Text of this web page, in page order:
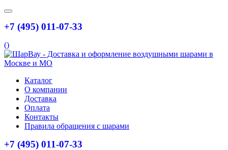
+7 (495) 011-07-33
()
Каталог
О компании
Доставка
Оплата
Контакты
Правила обращения с шарами
+7 (495) 011-07-33